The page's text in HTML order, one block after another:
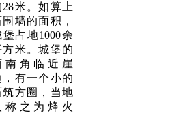
28米。如算上
围墙的面积，
堡占地1000余
方米。城堡的
南角临近崖
，有一个小的
筑方圈，当地
称之为烽火